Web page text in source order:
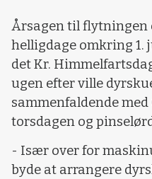
Årsagen til flytningen
helligdage omkring 1.
det Kr.
ugen efter ville
sammenfaldende
torsdagen og
- Især over for
byde at arrangere